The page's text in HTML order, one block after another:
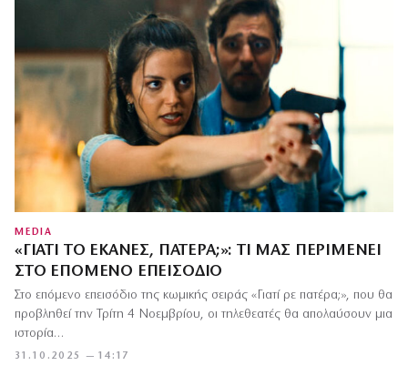
MEDIA
«ΓΙΑΤΊ ΤΟ ΈΚΑΝΕΣ, ΠΑΤΈΡΑ;»: ΤΙ ΜΑΣ ΠΕΡΙΜΈΝΕΙ
ΣΤΟ ΕΠΌΜΕΝΟ ΕΠΕΙΣΌΔΙΟ
31.10.2025 — 14:17
Στο επόμενο επεισόδιο της κωμικής σειράς «Γιατί ρε πατέρα;», που θα
προβληθεί την Τρίτη 4 Νοεμβρίου, οι τηλεθεατές θα απολαύσουν μια
ιστορία…